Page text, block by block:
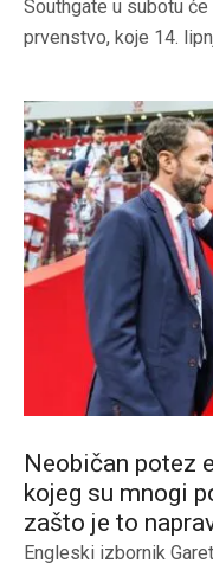
Southgate u subotu
prvenstvo, koje 14.
Neobičan potez
kojeg su mnogi
zašto je to
Engleski izbornik